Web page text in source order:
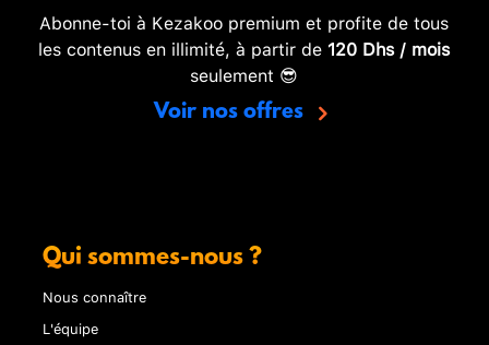
Abonne-toi à Kezakoo premium et profite de tous
les contenus en illimité, à partir de 120 Dhs / mois
seulement 😎
Voir nos offres
Qui sommes-nous ?
Nous connaître
L'équipe